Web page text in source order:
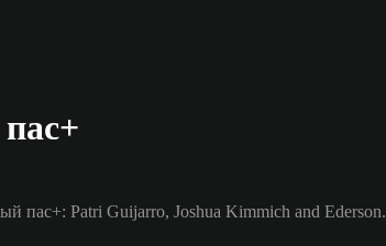
Patri Guijarro, Joshua Kimmich and Ederson.